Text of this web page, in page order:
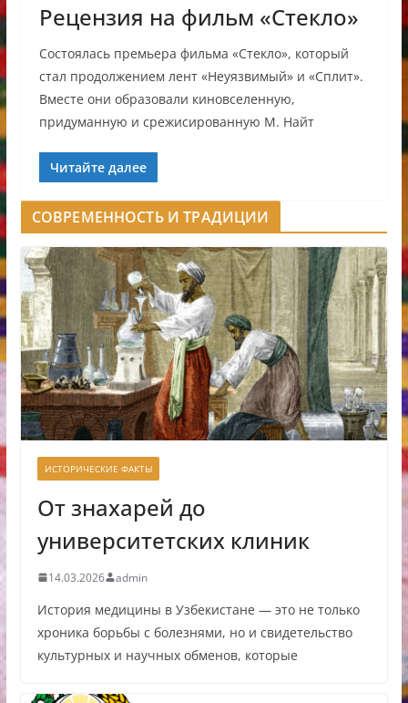
Рецензия на фильм «Стекло»
Состоялась премьера фильма «Стекло», который
стал продолжением лент «Неуязвимый» и «Сплит».
Вместе они образовали киновселенную,
придуманную и срежисированную М. Найт
Читайте далее
СОВРЕМЕННОСТЬ И ТРАДИЦИИ
ИСТОРИЧЕСКИЕ ФАКТЫ
От знахарей до
университетских клиник
14.03.2026 admin
История медицины в Узбекистане — это не только
хроника борьбы с болезнями, но и свидетельство
культурных и научных обменов, которые